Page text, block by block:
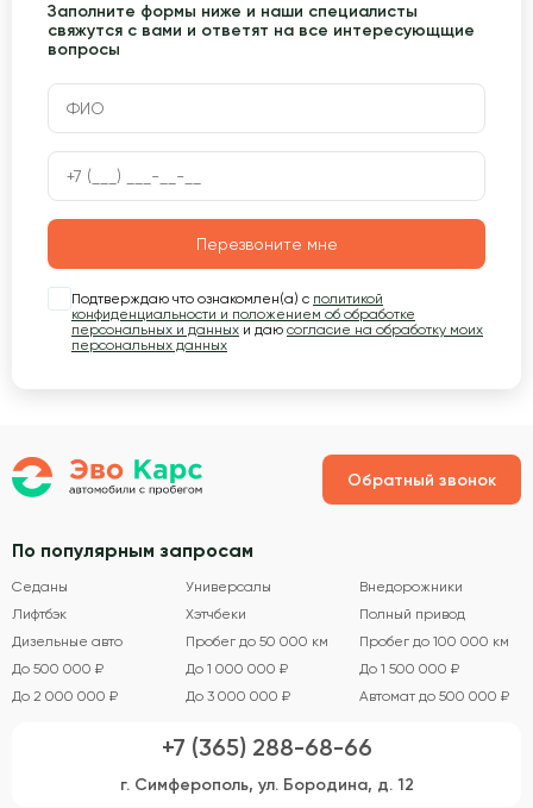
Заполните формы ниже и наши специалисты
свяжутся с вами и ответят на все интересующщие
вопросы
Перезвоните мне
Подтверждаю что ознакомлен(а) с политикой
конфиденциальности и положением об обработке
персональных и данных и даю согласие на обработку моих
персональных данных
Обратный звонок
По популярным запросам
Седаны Универсалы
Внедорожники
Лифтбэк
Хэтчбеки
Полный привод
Дизельные авто
Пробег до 50 000 км
Пробег до 100 000 км
До 500 000 ₽
До 1 000 000 ₽
До 1 500 000 ₽
До 2 000 000 ₽
До 3 000 000 ₽ Автомат до 500 000 ₽
+7 (365) 288-68-66
г. Симферополь, ул. Бородина, д. 12